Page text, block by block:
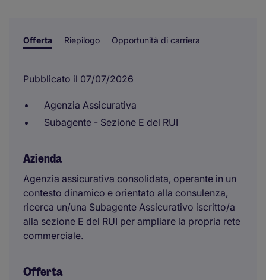
Offerta Riepilogo Opportunità di carriera
Pubblicato il 07/07/2026
Agenzia Assicurativa
Subagente - Sezione E del RUI
Azienda
Agenzia assicurativa consolidata, operante in un
contesto dinamico e orientato alla consulenza,
ricerca un/una Subagente Assicurativo iscritto/a
alla sezione E del RUI per ampliare la propria rete
commerciale.
Offerta